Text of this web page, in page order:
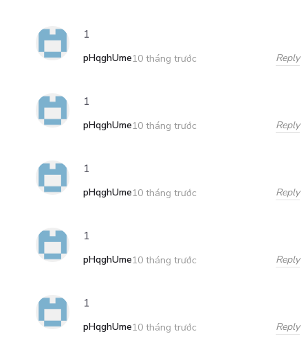
1
pHqghUme10 tháng trước Reply
1
pHqghUme10 tháng trước Reply
1
pHqghUme10 tháng trước Reply
1
pHqghUme10 tháng trước Reply
1
pHqghUme10 tháng trước Reply